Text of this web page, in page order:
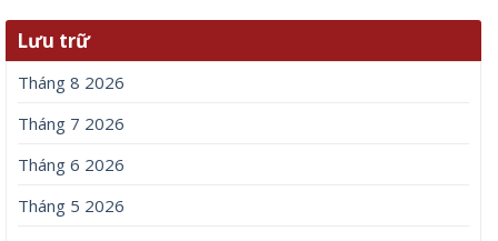
Lưu trữ
Tháng 8 2026
Tháng 7 2026
Tháng 6 2026
Tháng 5 2026